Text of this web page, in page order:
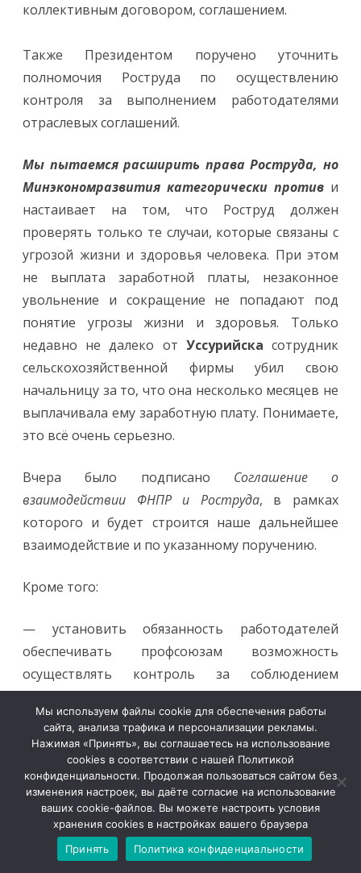
коллективным договором, соглашением.
Также Президентом поручено уточнить
полномочия Роструда по осуществлению
контроля за выполнением работодателями
отраслевых соглашений.
Мы пытаемся расширить права Роструда, но
Минэкономразвития категорически против и
настаивает на том, что Роструд должен
проверять только те случаи, которые связаны с
угрозой жизни и здоровья человека. При этом
не выплата заработной платы, незаконное
увольнение и сокращение не попадают под
понятие угрозы жизни и здоровья. Только
недавно не далеко от Уссурийска сотрудник
сельскохозяйственной фирмы убил свою
начальницу за то, что она несколько месяцев не
выплачивала ему заработную плату. Понимаете,
это всё очень серьезно.
Вчера было подписано Соглашение о
взаимодействии ФНПР и Роструда, в рамках
которого и будет строится наше дальнейшее
взаимодействие и по указанному поручению.
Кроме того:
— установить обязанность работодателей
обеспечивать профсоюзам возможность
осуществлять контроль за соблюдением
трудового законодательства, иных актов,
коллективных договоров и соглашений;
— установить ответственность работодателей
за воспрепятствование осуществлению
профсоюзного контроля.
Проекты законов по данным поручениям также
Мы используем файлы cookie для обеспечения работы
сайта, анализа трафика и персонализации рекламы.
Нажимая «Принять», вы соглашаетесь на использование
cookies в соответствии с нашей Политикой
конфиденциальности. Продолжая пользоваться сайтом без
изменения настроек, вы даёте согласие на использование
ваших cookie-файлов. Вы можете настроить условия
хранения cookies в настройках вашего браузера
Принять
Политика конфиденциальности